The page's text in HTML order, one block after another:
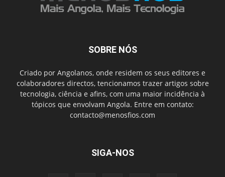
SOBRE NÓS
Criado por Angolanos, onde residem os seus editores e
colaboradores directos, tencionamos trazer artigos sobre
tecnologia, ciência e afins, com uma maior incidência à
tópicos que envolvam Angola. Entre em contato:
contacto@menosfios.com
SIGA-NOS